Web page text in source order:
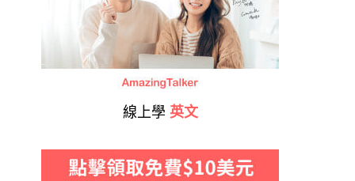
線上學 英文